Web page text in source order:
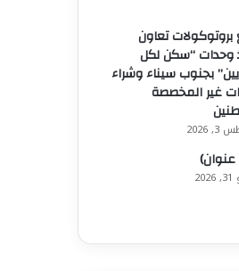
بروتوكولات تعاون
وحدات “سكن لكل
بجنوب سيناء وشراء
غير المخصصة